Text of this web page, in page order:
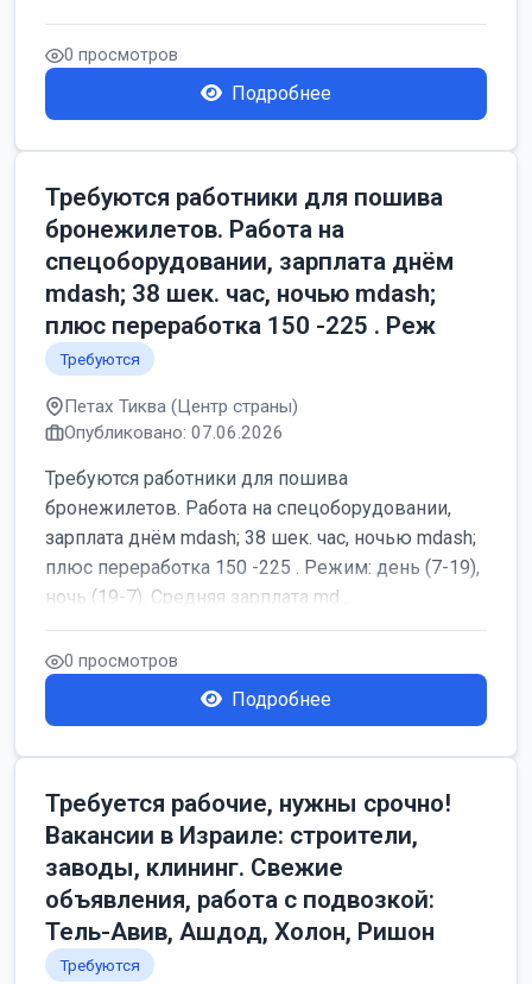
0 просмотров
Подробнее
Требуются работники для пошива
бронежилетов. Работа на
спецоборудовании, зарплата днём
mdash; 38 шек. час, ночью mdash;
плюс переработка 150 -225 . Реж
Требуются
Петах Тиква (Центр страны)
Опубликовано: 07.06.2026
Требуются работники для пошива
бронежилетов. Работа на спецоборудовании,
зарплата днём mdash; 38 шек. час, ночью mdash;
плюс переработка 150 -225 . Режим: день (7-19),
ночь (19-7). Средняя зарплата md...
0 просмотров
Подробнее
Требуется рабочие, нужны срочно!
Вакансии в Израиле: строители,
заводы, клининг. Свежие
объявления, работа с подвозкой:
Тель-Авив, Ашдод, Холон, Ришон
Требуются